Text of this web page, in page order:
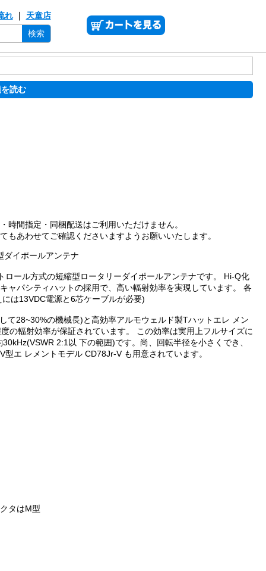
れ｜ 天童店
検索
読む
間指定・同梱配送はご利用いただけません。
あわせてご確認くださいますようお願いいたします。
イポールアンテナ
ール方式の短縮型ロータリーダイポールアンテナです。 Hi-Q化
ャパシティハットの採用で、高い輻射効率を実現しています。 各
は13VDC電源と6芯ケーブルが必要)
て28~30%の機械長)と高効率アルモウェルド製Tハットエレ メン
の輻射効率が保証されています。 この効率は実用上フルサイズに
2:1以 下の範囲)です。尚、回転半径を小さくでき、
エ レメントモデル CD78Jr-V も用意されています。
タはM型